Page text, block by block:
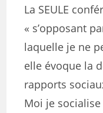
La SEULE
« s’opposant
laquelle je ne
elle évoque la
rapports
Moi je